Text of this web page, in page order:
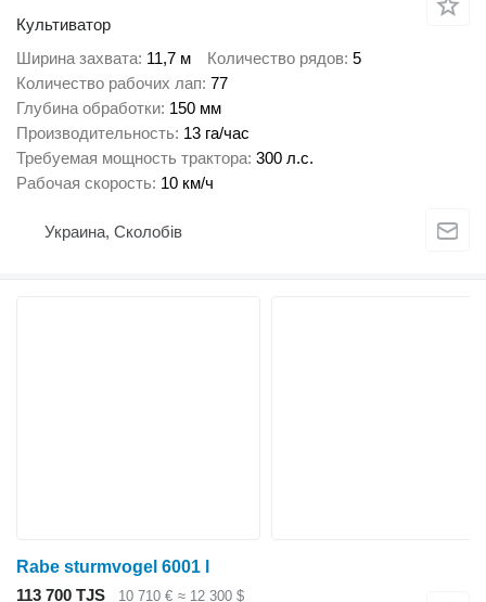
Культиватор
Ширина захвата 11,7 м Количество рядов 5
Количество рабочих лап 77
Глубина обработки 150 мм
Производительность 13 га/час
Требуемая мощность трактора 300 л.с.
Рабочая скорость 10 км/ч
Украина, Сколобів
Rabe sturmvogel 6001 l
113 700 TJS
10 710 € ≈ 12 300 $